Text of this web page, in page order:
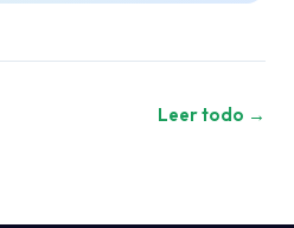
Leer todo →